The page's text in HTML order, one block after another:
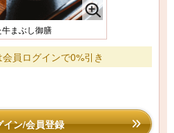
まぶし御膳
員ログインで0%引き
イン/会員登録